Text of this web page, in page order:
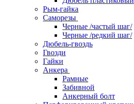
Рым-гайка
Саморезы
Черные /частый шаг/
Черные /редкий шаг/
Дюбель-гвоздь
Гвозди
Гайки
Анкера
Рамные
Забивной
Анкерный болт